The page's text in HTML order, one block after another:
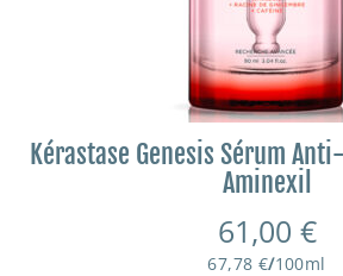
Kérastase Genesis Sérum
Aminexil
61,00 €
67,78 €/100ml